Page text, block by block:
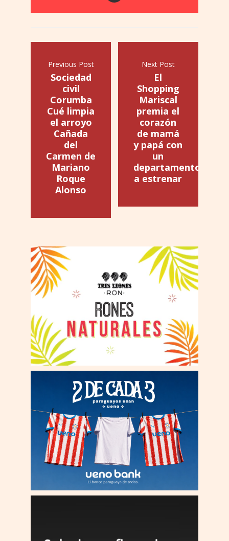
Previous Post
Sociedad
civil
Corumba
Cué limpia
el arroyo
Cañada
del
Carmen de
Mariano
Roque
Alonso
Next Post
El
Shopping
Mariscal
premia el
corazón
de mamá
y papá con
un
departamento
a estrenar